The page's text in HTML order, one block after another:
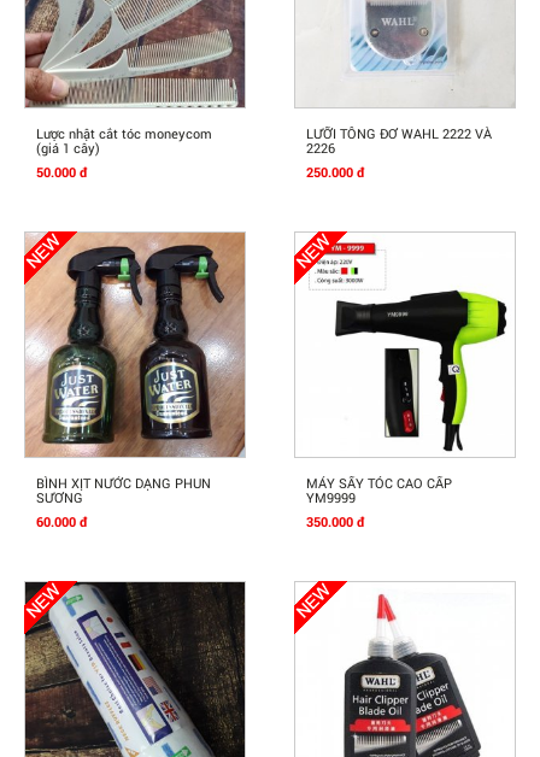
Mua Ngay
Lược nhật cắt tóc moneycom
(giá 1 cây)
50.000 đ
Mua Ngay
LƯỠI TÔNG ĐƠ WAHL 2222 VÀ
2226
250.000 đ
Mua Ngay
BÌNH XỊT NƯỚC DẠNG PHUN
SƯƠNG
60.000 đ
Mua Ngay
MÁY SẤY TÓC CAO CẤP
YM9999
350.000 đ